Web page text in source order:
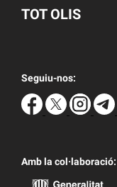
TOT OLIS
Seguiu-nos:
Amb la col·laboració: